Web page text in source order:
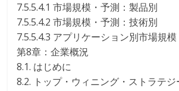
7.5.5.4.1 市場規模・予測：製品別
7.5.5.4.2 市場規模・予測：技術別
7.5.5.4.3 アプリケーション別市場規
第8章：企業概況
8.1. はじめに
8.2. トップ・ウィニング・ストラテジ